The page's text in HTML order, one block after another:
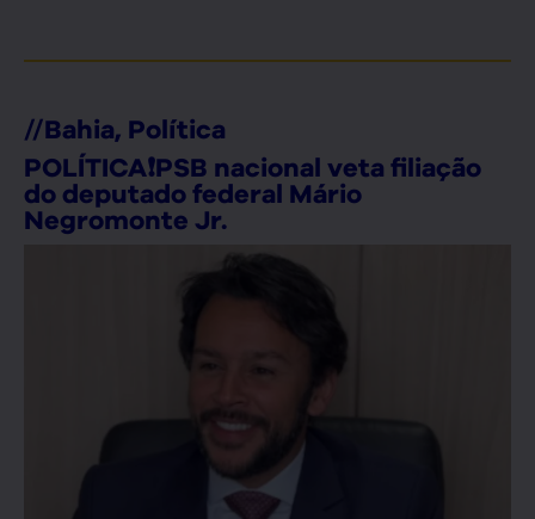
//Bahia, Política
POLÍTICA❗PSB nacional veta filiação
do deputado federal Mário
Negromonte Jr.